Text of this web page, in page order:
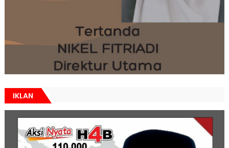
IKLAN